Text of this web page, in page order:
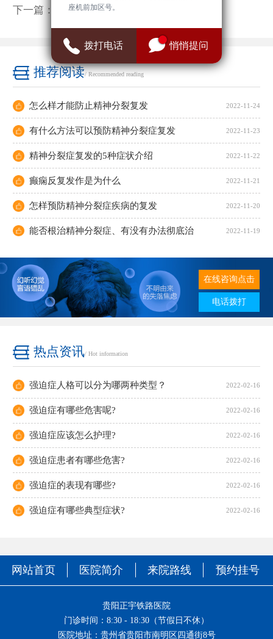
座机前加区号。
拨打电话 悄悄提问
下一篇：
强迫症患者有哪些危害?
推荐阅读/ Recommended reading
怎么样才能防止精神分裂复发 2022-11-24
有什么方法可以预防精神分裂症复发 2022-11-23
精神分裂症复发的5种症状介绍 2022-11-22
癫痫反复发作是为什么 2022-11-21
怎样预防精神分裂症疾病的复发 2022-11-20
能否根治精神分裂症、有没有办法彻底治 2022-11-19
在线咨询点击
电话拨打
热点资讯/ Hot information
强迫症人格可以分为哪两种类型？ 2022-02-16
强迫症有哪些危害呢? 2022-02-16
强迫症应该怎么护理? 2022-02-16
强迫症患者有哪些危害? 2022-02-16
强迫症的表现有哪些? 2022-02-16
强迫症有哪些典型症状? 2022-02-16
网站首页 医院简介 来院路线 预约挂号
贵阳正宇铁路医院
门诊时间：8:30 - 18:30（节假日不休）
医院地址：贵州省贵阳市南明区四通街8号